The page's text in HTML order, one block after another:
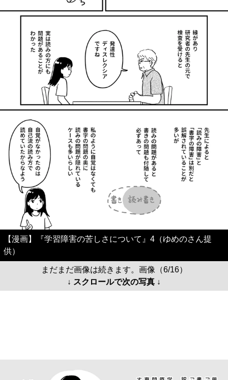
【漫画】『学習障害の苦しさについて』4（ゆめのさん提
供）
まだまだ画像は続きます。画像（6/16）
↓ スクロールで次の写真 ↓